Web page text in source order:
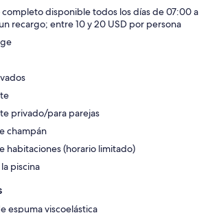
completo disponible todos los días de 07:00 a
recargo; entre 10 y 20 USD por persona
privado/para parejas
champán
habitaciones (horario limitado)
piscina
espuma viscoelástica